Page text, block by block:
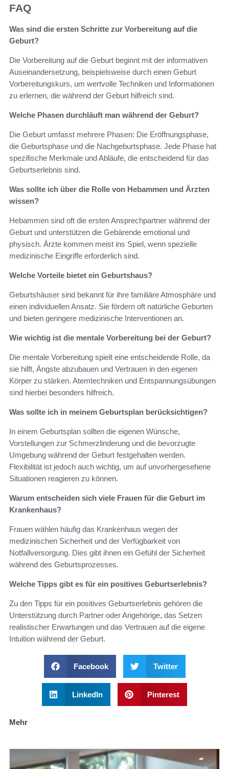
FAQ
Was sind die ersten Schritte zur Vorbereitung auf die
Geburt?
Die Vorbereitung auf die Geburt beginnt mit der informativen
Auseinandersetzung, beispielsweise durch einen Geburt
Vorbereitungskurs, um wertvolle Techniken und Informationen
zu erlernen, die während der Geburt hilfreich sind.
Welche Phasen durchläuft man während der Geburt?
Die Geburt umfasst mehrere Phasen: Die Eröffnungsphase,
die Geburtsphase und die Nachgeburtsphase. Jede Phase hat
spezifische Merkmale und Abläufe, die entscheidend für das
Geburtserlebnis sind.
Was sollte ich über die Rolle von Hebammen und Ärzten
wissen?
Hebammen sind oft die ersten Ansprechpartner während der
Geburt und unterstützen die Gebärende emotional und
physisch. Ärzte kommen meist ins Spiel, wenn spezielle
medizinische Eingriffe erforderlich sind.
Welche Vorteile bietet ein Geburtshaus?
Geburtshäuser sind bekannt für ihre familiäre Atmosphäre und
einen individuellen Ansatz. Sie fördern oft natürliche Geburten
und bieten geringere medizinische Interventionen an.
Wie wichtig ist die mentale Vorbereitung bei der Geburt?
Die mentale Vorbereitung spielt eine entscheidende Rolle, da
sie hilft, Ängste abzubauen und Vertrauen in den eigenen
Körper zu stärken. Atemtechniken und Entspannungsübungen
sind hierbei besonders hilfreich.
Was sollte ich in meinem Geburtsplan berücksichtigen?
In einem Geburtsplan sollten die eigenen Wünsche,
Vorstellungen zur Schmerzlinderung und die bevorzugte
Umgebung während der Geburt festgehalten werden.
Flexibilität ist jedoch auch wichtig, um auf unvorhergesehene
Situationen reagieren zu können.
Warum entscheiden sich viele Frauen für die Geburt im
Krankenhaus?
Frauen wählen häufig das Krankenhaus wegen der
medizinischen Sicherheit und der Verfügbarkeit von
Notfallversorgung. Dies gibt ihnen ein Gefühl der Sicherheit
während des Geburtsprozesses.
Welche Tipps gibt es für ein positives Geburtserlebnis?
Zu den Tipps für ein positives Geburtserlebnis gehören die
Unterstützung durch Partner oder Angehörige, das Setzen
realistischer Erwartungen und das Vertrauen auf die eigene
Intuition während der Geburt.
Facebook Twitter
LinkedIn Pinterest
Mehr